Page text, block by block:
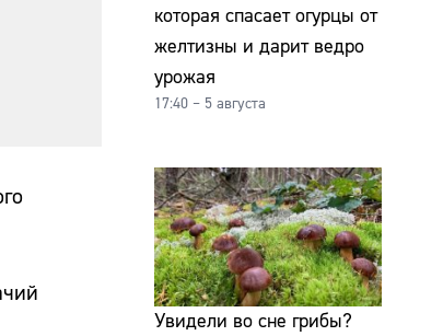
которая спасает огурцы от
желтизны и дарит ведро
урожая
17:40 – 5 августа
Увидели во сне грибы?